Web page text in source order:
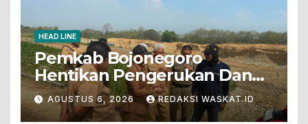
HEAD LINE
Pemkab Bojonegoro
Hentikan Pengerukan Dan
Penjualan Tanah Dari Lahan
Pertanian
AGUSTUS 6, 2026 REDAKSI WASKAT.ID